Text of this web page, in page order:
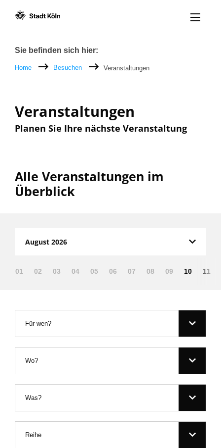
Menü
Breadcrumb
Sie befinden sich hier:
Home Besuchen Veranstaltungen
Veranstaltungen
Planen Sie Ihre nächste Veranstaltung
Alle Veranstaltungen im
Überblick
August 2026
01 02 03 04 05 06 07 08 09 10 11
Für wen?
Wo?
Was?
Reihe